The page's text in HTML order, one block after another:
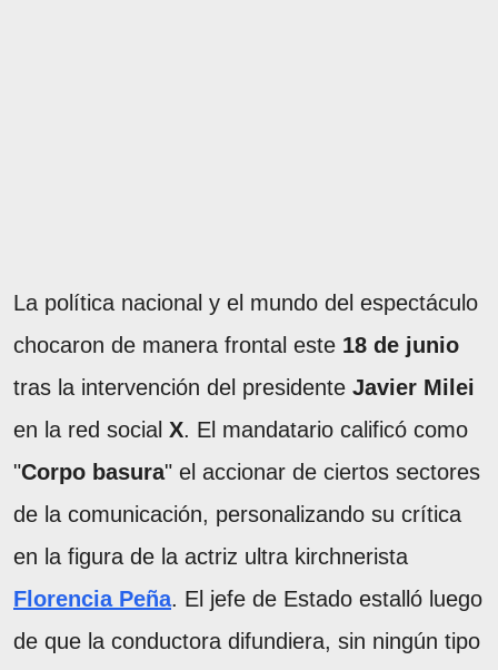
La política nacional y el mundo del espectáculo
chocaron de manera frontal este 18 de junio
tras la intervención del presidente Javier Milei
en la red social X. El mandatario calificó como
"Corpo basura" el accionar de ciertos sectores
de la comunicación, personalizando su crítica
en la figura de la actriz ultra kirchnerista
Florencia Peña. El jefe de Estado estalló luego
de que la conductora difundiera, sin ningún tipo